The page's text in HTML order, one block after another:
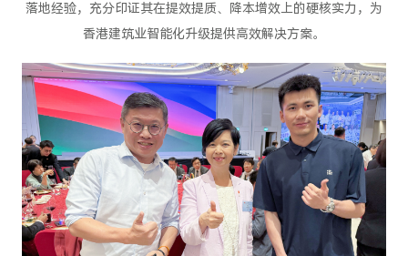
落地经验，充分印证其在提效提质、降本增效上的硬核实力，为
香港建筑业智能化升级提供高效解决方案。